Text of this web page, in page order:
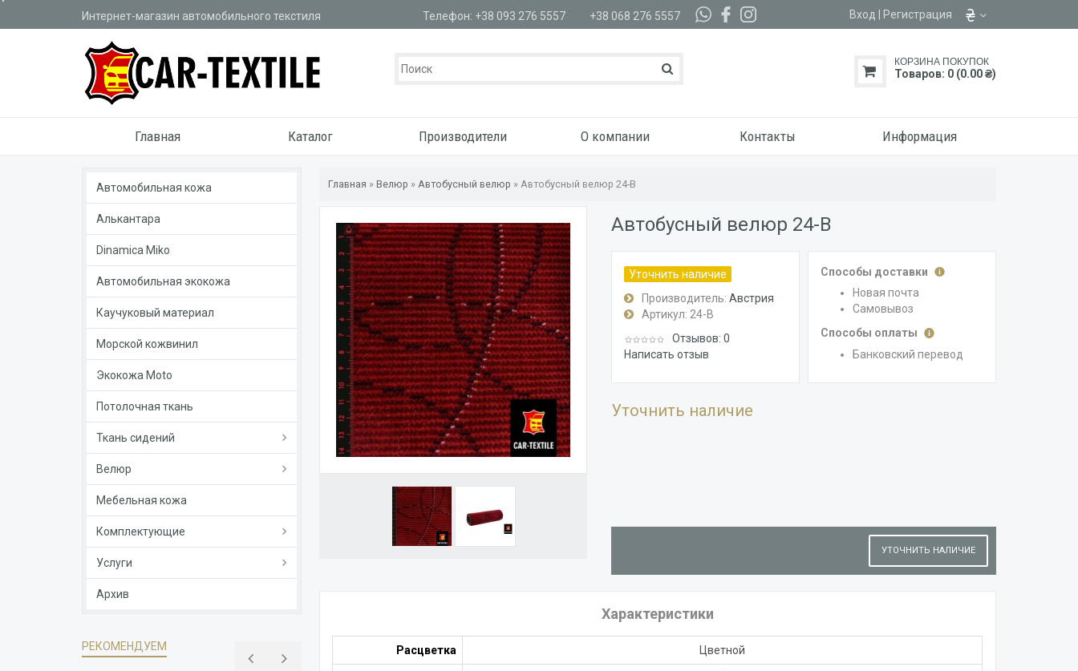
Интернет-магазин автомобильного текстиля Телефон: +38 093 276 5557 +38 068 276 5557 Вход Регистрация
КОРЗИНА ПОКУПОК
Товаров: 0 (0.00 ₴)
Главная Каталог Производители О компании Контакты Информация
Автомобильная кожа
Алькантара
Dinamica Miko
Автомобильная экокожа
Каучуковый материал
Морской кожвинил
Экокожа Moto
Потолочная ткань
Ткань сидений
Велюр
Мебельная кожа
Комплектующие
Услуги
Архив
РЕКОМЕНДУЕМ
Главная » Велюр »Автобусный велюр »Автобусный велюр 24-B
Автобусный велюр 24-B
Уточнить наличие
Производитель: Австрия
Артикул: 24-B
Отзывов: 0
Написать отзыв
Способы доставки
Новая почта
Самовывоз
Способы оплаты
Банковский перевод
Уточнить наличие
УТОЧНИТЬ НАЛИЧИЕ
Характеристики
Расцветка Цветной